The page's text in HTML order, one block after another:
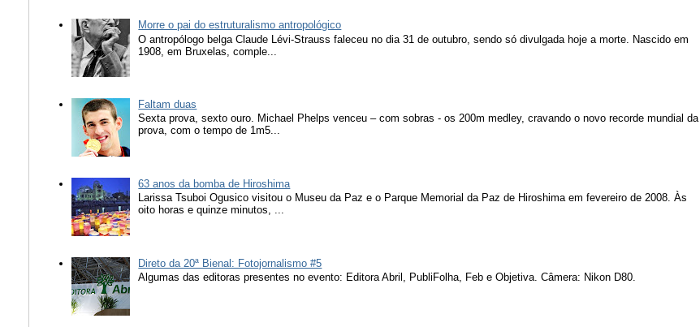
Morre o pai do estruturalismo antropológico
O antropólogo belga Claude Lévi-Strauss faleceu no dia 31 de outubro, sendo só divulgada hoje a morte. Nascido em
1908, em Bruxelas, comple...
Faltam duas
Sexta prova, sexto ouro. Michael Phelps venceu – com sobras - os 200m medley, cravando o novo recorde mundial da
prova, com o tempo de 1m5...
63 anos da bomba de Hiroshima
Larissa Tsuboi Ogusico visitou o Museu da Paz e o Parque Memorial da Paz de Hiroshima em fevereiro de 2008. Às
oito horas e quinze minutos, ...
Direto da 20ª Bienal: Fotojornalismo #5
Algumas das editoras presentes no evento: Editora Abril, PubliFolha, Feb e Objetiva. Câmera: Nikon D80.